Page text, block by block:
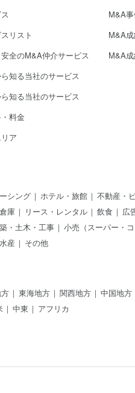
リスト
全のM&A仲介サービス
知る当社のサービス
知る当社のサービス
料金
ア
M&A
M&A
M&A
シング ホテル・旅館 不動産・
庫 リース・レンタル 飲食 広
・土木・工事 小売（スーパー・コ
産 その他
東海地方 関西地方 中国地方
中東 アフリカ